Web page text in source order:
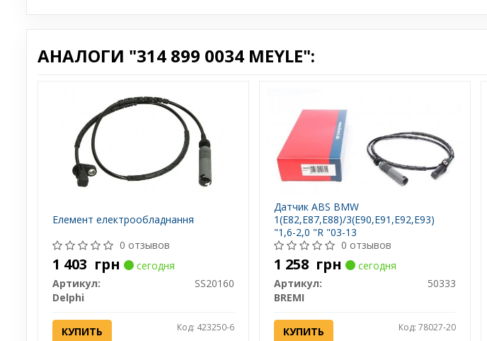
АНАЛОГИ "314 899 0034 MEYLE":
Елемент електрообладнання
0 отзывов
1 403 грн
сегодня
Артикул:
SS20160
Delphi
КУПИТЬ Код: 423250-6
Датчик ABS BMW
1(E82,E87,E88)/3(E90,E91,E92,E93)
"1,6-2,0 "R "03-13
0 отзывов
1 258 грн
сегодня
Артикул:
50333
BREMI
КУПИТЬ Код: 78027-20